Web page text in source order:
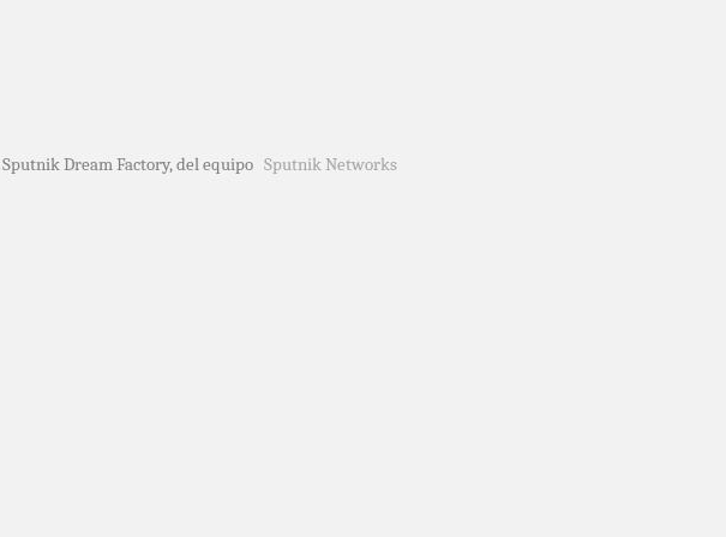
Dream Factory, del equipo Sputnik Networks